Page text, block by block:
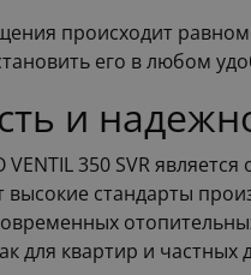
происходит
его в любом
и
VENTIL 350 SVR
высокие стандарты
для квартир и